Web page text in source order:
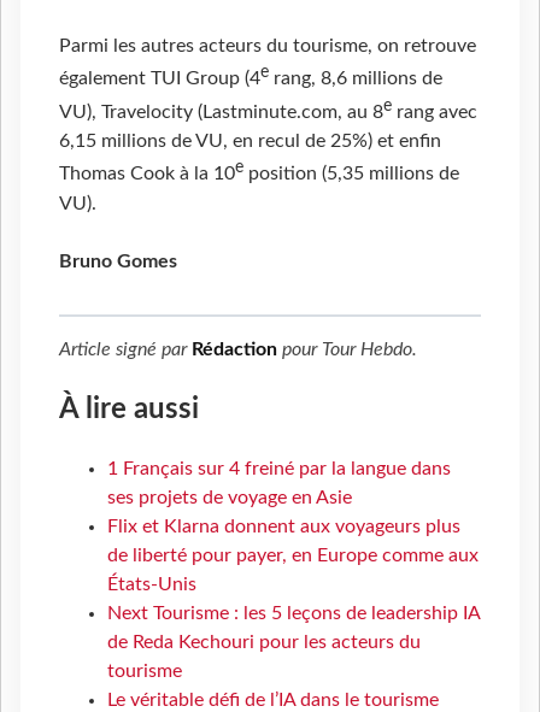
Parmi les autres acteurs du tourisme, on retrouve
également TUI Group (4e rang, 8,6 millions de
VU), Travelocity (Lastminute.com, au 8e rang avec
6,15 millions de VU, en recul de 25%) et enfin
Thomas Cook à la 10e position (5,35 millions de
VU).
Bruno Gomes
Article signé par Rédaction pour Tour Hebdo.
À lire aussi
1 Français sur 4 freiné par la langue dans
ses projets de voyage en Asie
Flix et Klarna donnent aux voyageurs plus
de liberté pour payer, en Europe comme aux
États-Unis
Next Tourisme : les 5 leçons de leadership IA
de Reda Kechouri pour les acteurs du
tourisme
Le véritable défi de l’IA dans le tourisme